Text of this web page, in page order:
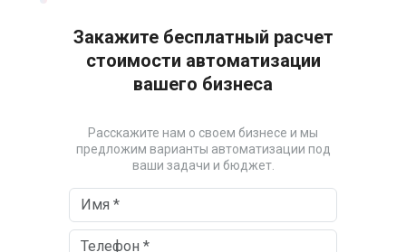
Закажите бесплатный расчет
стоимости автоматизации
вашего бизнеса
Расскажите нам о своем бизнесе и мы
предложим варианты автоматизации под
ваши задачи и бюджет.